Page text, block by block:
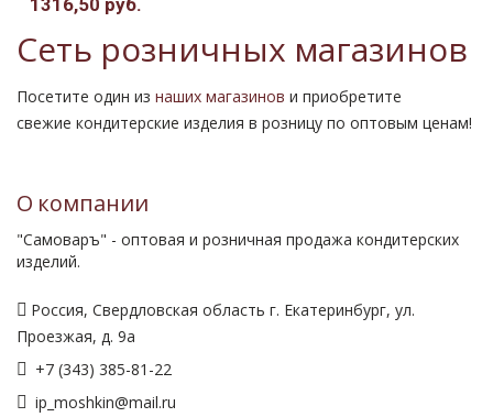
1316,50 руб.
Сеть розничных магазинов
Посетите один из наших магазинов и приобретите
свежие кондитерские изделия в розницу по оптовым ценам!
О компании
"Самоваръ" - оптовая и розничная продажа кондитерских
изделий.
Россия, Свердловская область г. Екатеринбург, ул.
Проезжая, д. 9а
+7 (343) 385-81-22
ip_moshkin@mail.ru